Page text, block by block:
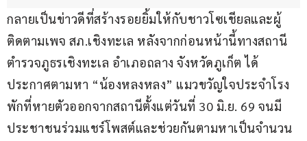
กลายเป็นข่าวดีที่สร้างรอยยิ้มให้กับชาวโซเชียลและผู้
ติดตามเพจ สภ.เชิงทะเล หลังจากก่อนหน้านี้ทางสถานี
ตำรวจภูธรเชิงทะเล อำเภอถลาง จังหวัดภูเก็ต ได้
ประกาศตามหา “น้องหลงหลง” แมวขวัญใจประจำโรง
พักที่หายตัวออกจากสถานีตั้งแต่วันที่ 30 มิ.ย. 69 จนมี
ประชาชนร่วมแชร์โพสต์และช่วยกันตามหาเป็นจำนวน